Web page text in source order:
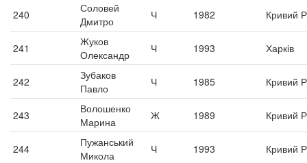
240
Соловей
Дмитро
Ч 1982 Кривий
241
Жуков
Олександр
Ч 1993 Харків
242
Зубаков
Павло
Ч 1985 Кривий
243
Волошенко
Марина
Ж 1989 Кривий
244
Пужанський
Микола
Ч 1993 Кривий